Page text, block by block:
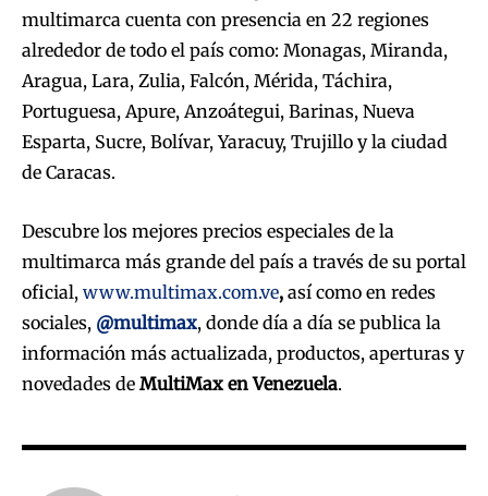
multimarca cuenta con presencia en 22 regiones
alrededor de todo el país como: Monagas, Miranda,
Aragua, Lara, Zulia, Falcón, Mérida, Táchira,
Portuguesa, Apure, Anzoátegui, Barinas, Nueva
Esparta, Sucre, Bolívar, Yaracuy, Trujillo y la ciudad
de Caracas.
Descubre los mejores precios especiales de la
multimarca más grande del país a través de su portal
oficial, www.multimax.com.ve, así como en redes
sociales, @multimax, donde día a día se publica la
información más actualizada, productos, aperturas y
novedades de MultiMax en Venezuela.